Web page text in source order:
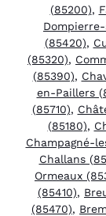
(85200),
Dompierre-
(85420),
(85320),
(85390),
en-Paillers
(85710),
(85180),
Champagné-
Challans
Ormeaux
(85410),
(85470),